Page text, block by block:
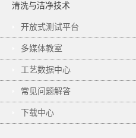
清洗与洁净技术
开放式测试平台
多媒体教室
工艺数据中心
常见问题解答
下载中心